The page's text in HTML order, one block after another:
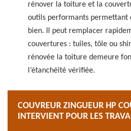
rénover la toiture et la
outils performants
bien. Il peut remplacer
couvertures : tuiles, tôle ou
rénovée la toiture demeure
l’étanchéité vérifiée.
COUVREUR ZINGUEUR HP
INTERVIENT POUR LES